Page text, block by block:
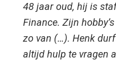
48 jaar oud, hij is
Finance. Zijn
zo van (…). Henk
altijd hulp te vragen